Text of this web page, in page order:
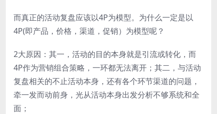
而真正的活动复盘应该以4P为模型。为什么一定是以
4P(即产品，价格，渠道，促销）为模型呢？
2大原因：其一，活动的目的本身就是引流或转化，而
4P作为营销组合策略，一环都无法离开；其二，与活动
复盘相关的不止活动本身，还有各个环节渠道的问题，
牵一发而动前身，光从活动本身出发分析不够系统和全
面；